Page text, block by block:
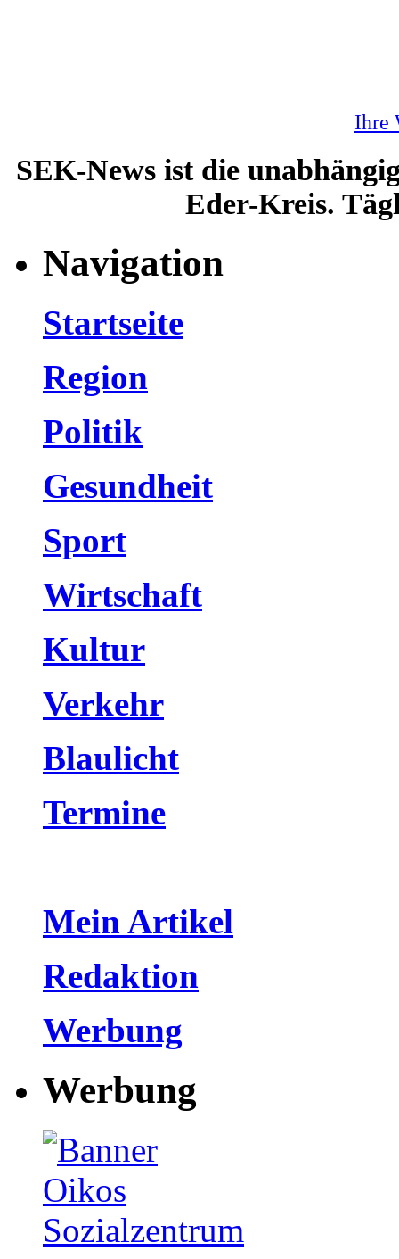
Ihre
SEK-News ist die
Eder-Kreis.
Navigation
Startseite
Region
Politik
Gesundheit
Sport
Wirtschaft
Kultur
Verkehr
Blaulicht
Termine
Mein Artikel
Redaktion
Werbung
Werbung